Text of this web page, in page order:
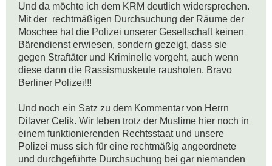
Und da möchte ich dem KRM deutlich widersprechen.
Mit der  rechtmäßigen Durchsuchung der Räume der
Moschee hat die Polizei unserer Gesellschaft keinen
Bärendienst erwiesen, sondern gezeigt, dass sie
gegen Straftäter und Kriminelle vorgeht, auch wenn
diese dann die Rassismuskeule rausholen. Bravo
Berliner Polizei!!!
Und noch ein Satz zu dem Kommentar von Herrn
Dilaver Celik. Wir leben trotz der Muslime hier noch in
einem funktionierenden Rechtsstaat und unsere
Polizei muss sich für eine rechtmäßig angeordnete
und durchgeführte Durchsuchung bei gar niemanden